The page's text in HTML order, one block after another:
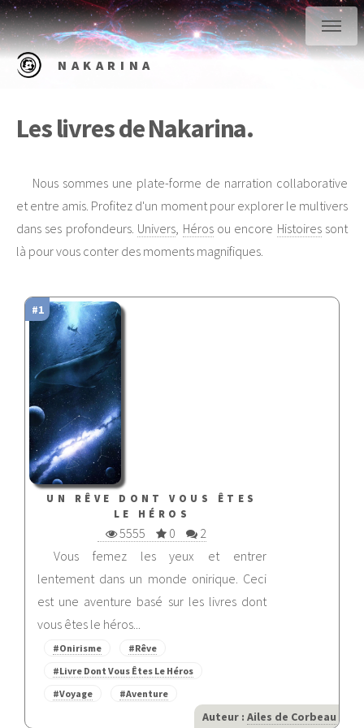
NAKARINA
Les livres de Nakarina.
Nous sommes une plate-forme de narration collaborative
et entre amis. Profitez d'un moment pour explorer le multivers
dans ses profondeurs. Univers Hérosou encore Histoiressont
là pour vous conter des moments magnifiques.
#1
UN RÊVE DONT VOUS ÊTES
LE HÉROS
5555 0
2
Vous femez les yeux et entrer
lentement dans un monde onirique. Ceci
est une aventure basé sur les livres dont
vous êtes le héros...
#Onirisme
#Rêve
#Livre Dont Vous Êtes Le Héros
#Voyage
#Aventure
Auteur : Ailes de Corbeau